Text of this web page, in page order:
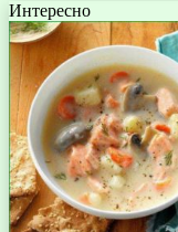
Интересно